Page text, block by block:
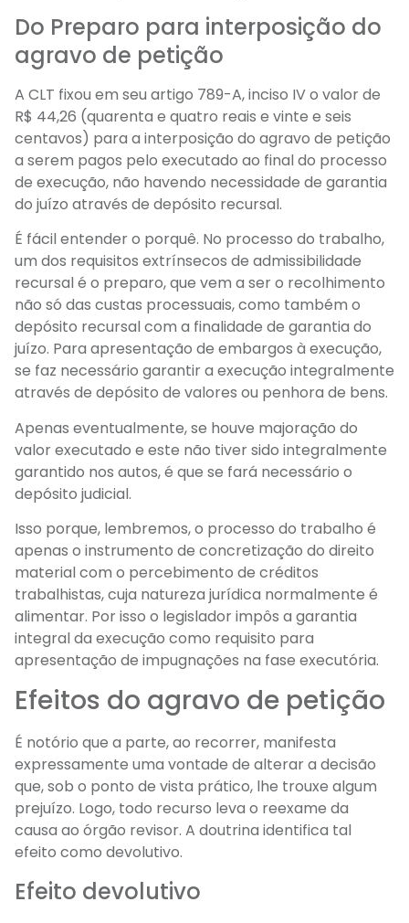
Do Preparo para interposição do
agravo de petição
A CLT fixou em seu artigo 789-A, inciso IV o valor de
R$ 44,26 (quarenta e quatro reais e vinte e seis
centavos) para a interposição do agravo de petição
a serem pagos pelo executado ao final do processo
de execução, não havendo necessidade de garantia
do juízo através de depósito recursal.
É fácil entender o porquê. No processo do trabalho,
um dos requisitos extrínsecos de admissibilidade
recursal é o preparo, que vem a ser o recolhimento
não só das custas processuais, como também o
depósito recursal com a finalidade de garantia do
juízo. Para apresentação de embargos à execução,
se faz necessário garantir a execução integralmente
através de depósito de valores ou penhora de bens.
Apenas eventualmente, se houve majoração do
valor executado e este não tiver sido integralmente
garantido nos autos, é que se fará necessário o
depósito judicial.
Isso porque, lembremos, o processo do trabalho é
apenas o instrumento de concretização do direito
material com o percebimento de créditos
trabalhistas, cuja natureza jurídica normalmente é
alimentar. Por isso o legislador impôs a garantia
integral da execução como requisito para
apresentação de impugnações na fase executória.
Efeitos do agravo de petição
É notório que a parte, ao recorrer, manifesta
expressamente uma vontade de alterar a decisão
que, sob o ponto de vista prático, lhe trouxe algum
prejuízo. Logo, todo recurso leva o reexame da
causa ao órgão revisor. A doutrina identifica tal
efeito como devolutivo.
Efeito devolutivo